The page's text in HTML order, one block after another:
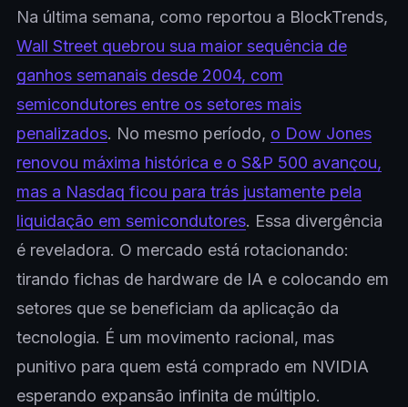
Na última semana, como reportou a BlockTrends,
Wall Street quebrou sua maior sequência de
ganhos semanais desde 2004, com
semicondutores entre os setores mais
penalizados. No mesmo período, o Dow Jones
renovou máxima histórica e o S&P 500 avançou,
mas a Nasdaq ficou para trás justamente pela
liquidação em semicondutores. Essa divergência
é reveladora. O mercado está rotacionando:
tirando fichas de hardware de IA e colocando em
setores que se beneficiam da aplicação da
tecnologia. É um movimento racional, mas
punitivo para quem está comprado em NVIDIA
esperando expansão infinita de múltiplo.